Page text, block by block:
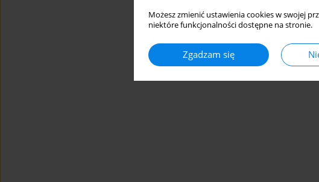
Możesz zmienić ustawienia cookies w swojej
niektóre funkcjonalności dostępne na stronie.
Zgadzam się